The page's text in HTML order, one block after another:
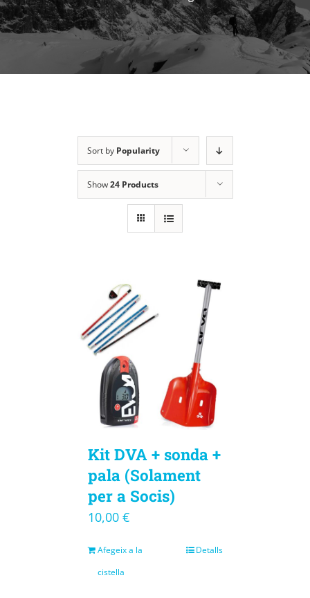
Sort by Popularity
Show24 Products
Kit DVA + sonda +
pala (Solament
per a Socis)
10,00 €
Afegeix a la
cistella
Detalls